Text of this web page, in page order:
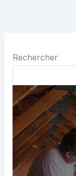
Rechercher